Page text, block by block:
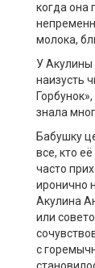
когда она
молока,
У
наизусть
знала
Бабушку
все, кто
часто
иронично
Акулина
или
с